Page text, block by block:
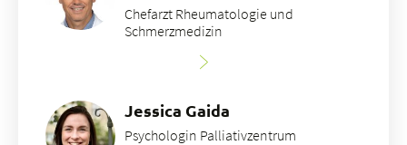
Chefarzt Rheumatologie und
Schmerzmedizin
Jessica Gaida
Psychologin Palliativzentrum